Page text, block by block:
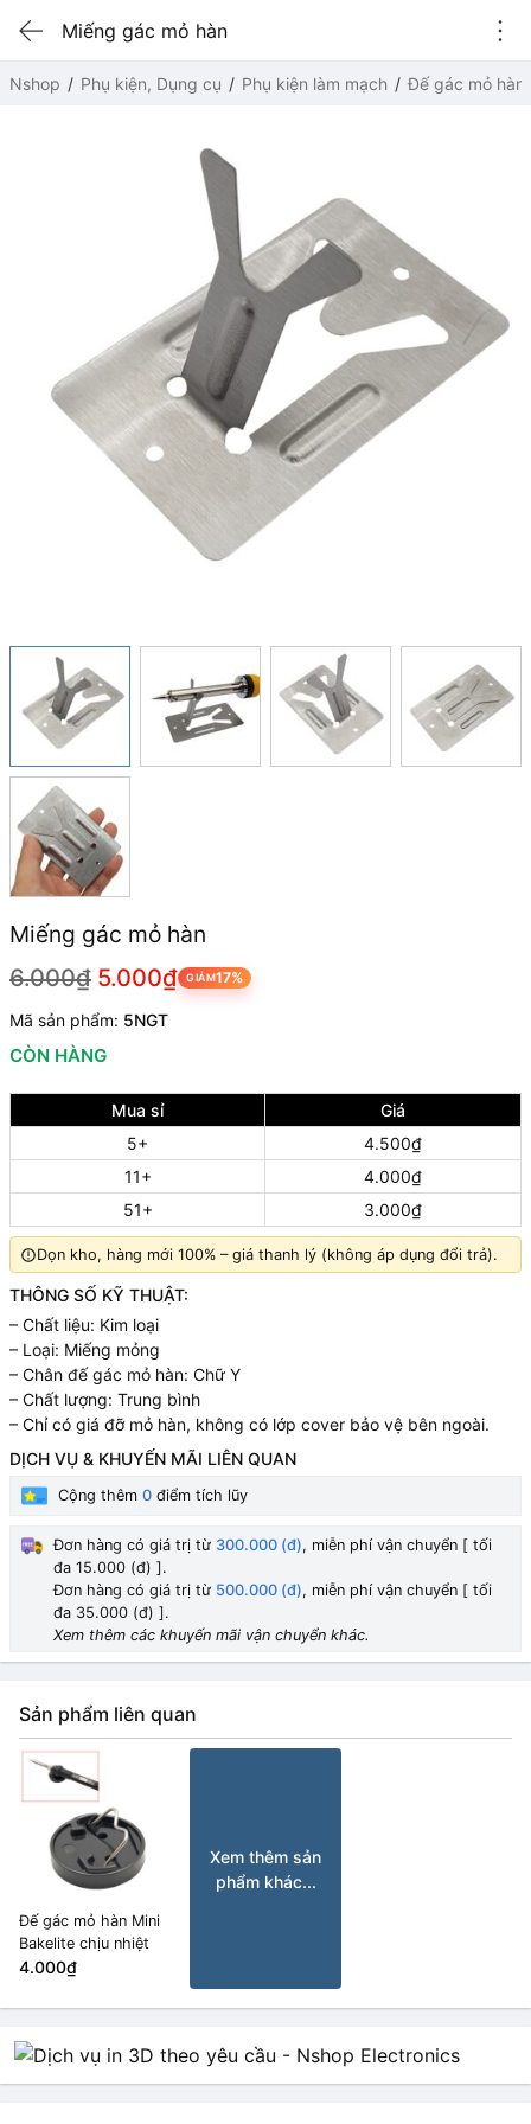
Miếng gác mỏ hàn
Nshop Phụ kiện, Dụng cụ Phụ kiện làm mạch Đế gác mỏ hàn
Miếng gác mỏ hàn
6.000₫ 5.000₫ GIẢM17%
Mã sản phẩm: 5NGT
CÒN HÀNG
Mua sỉ
Giá
5+
4.500₫
11+
4.000₫
51+
3.000₫
Dọn kho, hàng mới 100% – giá thanh lý (không áp dụng đổi trả).
THÔNG SỐ KỸ THUẬT:
– Chất liệu: Kim loại
– Loại: Miếng mỏng
– Chân đế gác mỏ hàn: Chữ Y
– Chất lượng: Trung bình
– Chỉ có giá đỡ mỏ hàn, không có lớp cover bảo vệ bên ngoài.
DỊCH VỤ & KHUYẾN MÃI LIÊN QUAN
Cộng thêm 0 điểm tích lũy
Đơn hàng có giá trị từ 300.000 (đ), miễn phí vận chuyển [ tối
đa 15.000 (đ) ].
Đơn hàng có giá trị từ 500.000 (đ), miễn phí vận chuyển [ tối
đa 35.000 (đ) ].
Xem thêm các khuyến mãi vận chuyển khác.
Sản phẩm liên quan
Đế gác mỏ hàn Mini
Bakelite chịu nhiệt
4.000₫
Xem thêm sản
phẩm khác...